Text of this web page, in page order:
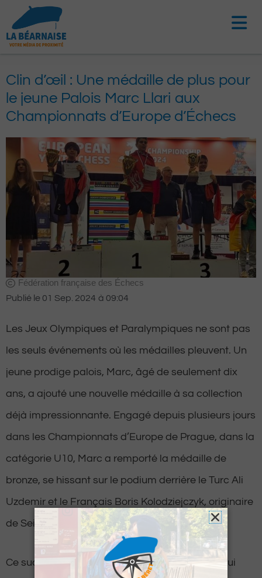
contenu
Clin d’œil : Une médaille de plus pour
le jeune Palois Marc Llari aux
Championnats d’Europe d’Échecs
Fédération française des Échecs
Publié le 01 Sep. 2024 à 09:04
Les Jeux Olympiques et Paralympiques ne sont pas
les seuls événements où les médailles pleuvent. Un
jeune prodige palois, Marc, âgé de seulement dix
ans, a ajouté une nouvelle médaille à sa collection
déjà impressionnante. Engagé depuis plusieurs jours
dans les Championnats d’Europe de Prague, dans la
catégorie U10, Marc a remporté la médaille de
bronze, se hissant sur le podium derrière le Turc Ali
Uzdemir et le Français Boris Kolodziejczyk, originaire
de Seine-Saint-Denis.
Ce succès n’est pas une première pour Marc, qui